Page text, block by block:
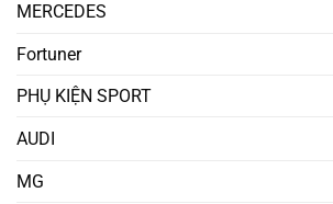
MERCEDES
Fortuner
PHỤ KIỆN SPORT
AUDI
MG